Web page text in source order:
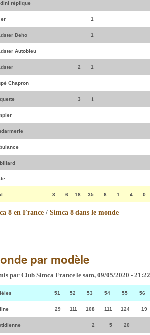
réplique
1
Deho 1
Autobleu
2 1
Chapron
3 1
3 6 18 35 6 1 4 0
8 en France /Simca 8 dans le monde
par modèle
parClub Simca France lesam, 09/05/2020 - 21:22
51 52 53 54 55 56
29 111 108 111 124 19
2 5 20